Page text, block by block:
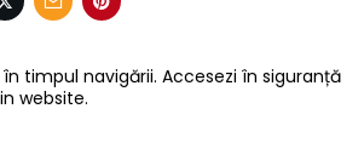
timpul navigării. Accesezi în siguranță
website.